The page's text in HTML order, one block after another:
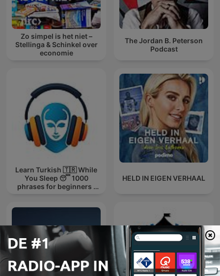
Zo simpel is het niet –
Stellinga & Schinkel over
economie
The Jordan B. Peterson
Podcast
Learn Turkish 🇹🇷 While
You Sleep 😴 1000
phrases for beginners |
HELD IN EIGEN VERHAAL